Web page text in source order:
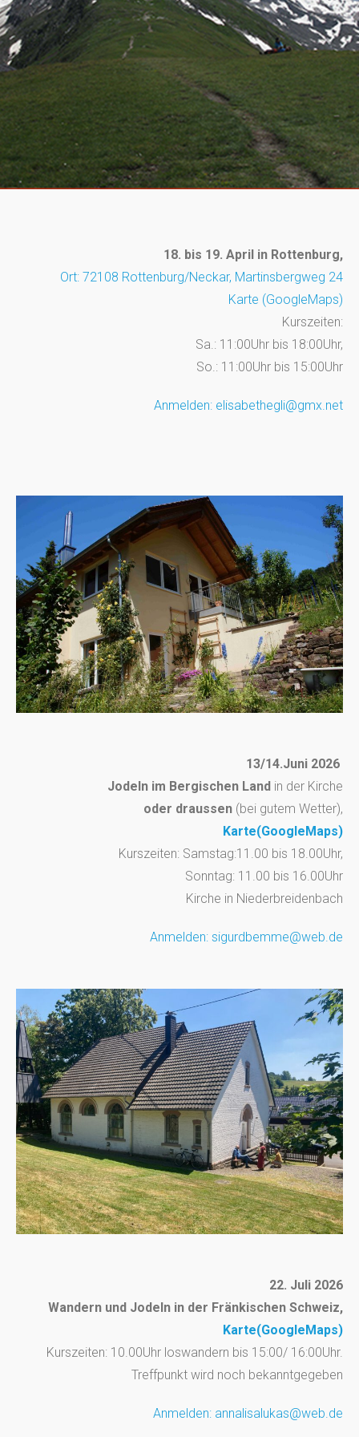
18. bis 19. April in Rottenburg,
Ort: 72108 Rottenburg/Neckar, Martinsbergweg 24
Karte (GoogleMaps)
Kurszeiten:
Sa.: 11:00Uhr bis 18:00Uhr,
So.: 11:00Uhr bis 15:00Uhr
Anmelden: elisabethegli@gmx.net
13/14.Juni 2026
Jodeln im Bergischen Land in der Kirche
oder draussen (bei gutem Wetter),
Karte(GoogleMaps)
Kurszeiten: Samstag:11.00 bis 18.00Uhr,
Sonntag: 11.00 bis 16.00Uhr
Kirche in Niederbreidenbach
Anmelden: sigurdbemme@web.de
22. Juli 2026
Wandern und Jodeln in der Fränkischen Schweiz,
Karte(GoogleMaps)
Kurszeiten: 10.00Uhr loswandern bis 15:00/ 16:00Uhr.
Treffpunkt wird noch bekanntgegeben
Anmelden: annalisalukas@web.de